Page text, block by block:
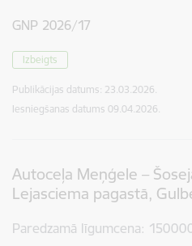
GNP 2026/17
Izbeigts
Publikācijas datums: 23.03.2026.
Iesniegšanas datums 09.04.2026.
Autoceļa Meņģele –
Lejasciema pagastā,
Paredzamā līgumcena